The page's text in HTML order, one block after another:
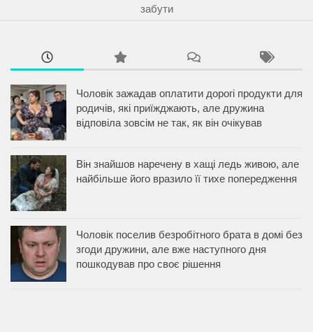
забути
Чоловік зажадав оплатити дорогі продукти для
родичів, які приїжджають, але дружина
відповіла зовсім не так, як він очікував
Він знайшов наречену в хащі ледь живою, але
найбільше його вразило її тихе попередження
Чоловік поселив безробітного брата в домі без
згоди дружини, але вже наступного дня
пошкодував про своє рішення